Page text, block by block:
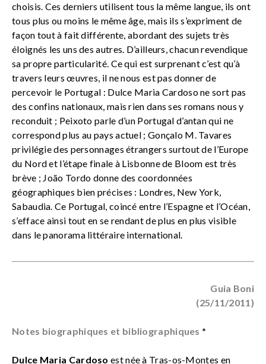
choisis. Ces derniers utilisent tous la même langue, ils ont
tous plus ou moins le même âge, mais ils s’expriment de
façon tout à fait différente, abordant des sujets très
éloignés les uns des autres. D’ailleurs, chacun revendique
sa propre particularité. Ce qui est surprenant c’est qu’à
travers leurs œuvres, il ne nous est pas donner de
percevoir le Portugal : Dulce Maria Cardoso ne sort pas
des confins nationaux, mais rien dans ses romans nous y
reconduit ; Peixoto parle d’un Portugal d’antan qui ne
correspond plus au pays actuel ; Gonçalo M. Tavares
privilégie des personnages étrangers surtout de l’Europe
du Nord et l’étape finale à Lisbonne de Bloom est très
brève ; João Tordo donne des coordonnées
géographiques bien précises : Londres, New York,
Sabaudia. Ce Portugal, coincé entre l’Espagne et l’Océan,
s’efface ainsi tout en se rendant de plus en plus visible
dans le panorama littéraire international.
Guia Boni
(25/11/2011)
Notes biographiques et bibliographiques *
Dulce Maria Cardoso est née à Tras-os-Montes en